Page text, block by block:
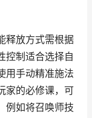
释放方式需根据
控制适合选择自
用手动精准施法
家的必修课，可
例如将召唤师技